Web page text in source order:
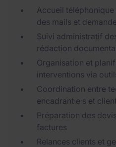
Accueil
des mails et
Suivi administratif
rédaction
Organisation et
interventions via
Coordination entre
encadrant·e·s et
Préparation des
factures
Relances clients et